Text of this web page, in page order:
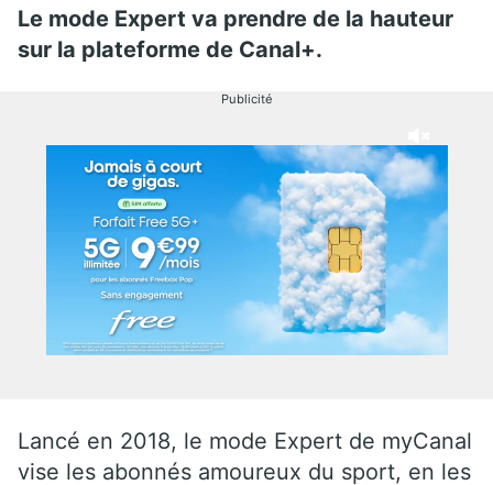
Le mode Expert va prendre de la hauteur
sur la plateforme de Canal+.
Publicité
Lancé en 2018, le mode Expert de myCanal
vise les abonnés amoureux du sport, en les